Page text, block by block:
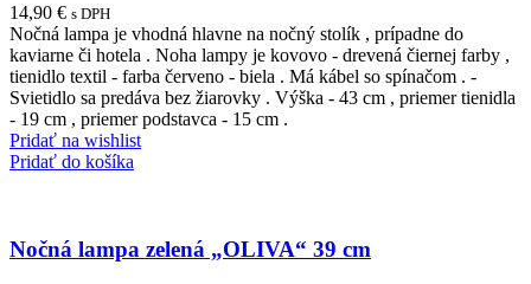
14,90 € s DPH
Nočná lampa je vhodná hlavne na nočný stolík , prípadne do
kaviarne či hotela . Noha lampy je kovovo - drevená čiernej farby ,
tienidlo textil - farba červeno - biela . Má kábel so spínačom . -
Svietidlo sa predáva bez žiarovky . Výška - 43 cm , priemer tienidla
- 19 cm , priemer podstavca - 15 cm .
Pridať na wishlist
Pridať do košíka
Nočná lampa zelená „OLIVA“ 39 cm